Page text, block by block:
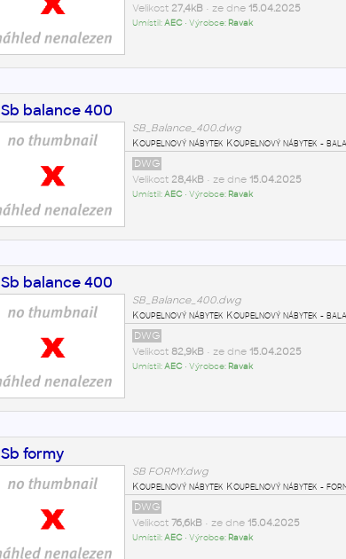
Velikost 27,4kB• ze dne 15.04.2025
Umístil:AEC• Výrobce: Ravak
Sb balance 400
SB_Balance_400.dwg
Koupelnový nábytek Koupelnový nábytek -
DWG
Velikost 28,4kB• ze dne 15.04.2025
Umístil:AEC• Výrobce: Ravak
Sb balance 400
SB_Balance_400.dwg
Koupelnový nábytek Koupelnový nábytek -
DWG
Velikost 82,9kB• ze dne 15.04.2025
Umístil:AEC• Výrobce: Ravak
Sb formy
SB FORMY.dwg
Koupelnový nábytek Koupelnový nábytek -
DWG
Velikost 76,6kB• ze dne 15.04.2025
Umístil:AEC• Výrobce: Ravak